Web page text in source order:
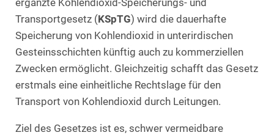
ergänzte Kohlendioxid-Speicherungs- und
Transportgesetz (KSpTG) wird die dauerhafte
Speicherung von Kohlendioxid in unterirdischen
Gesteinsschichten künftig auch zu kommerziellen
Zwecken ermöglicht. Gleichzeitig schafft das Gesetz
erstmals eine einheitliche Rechtslage für den
Transport von Kohlendioxid durch Leitungen.
Ziel des Gesetzes ist es, schwer vermeidbare